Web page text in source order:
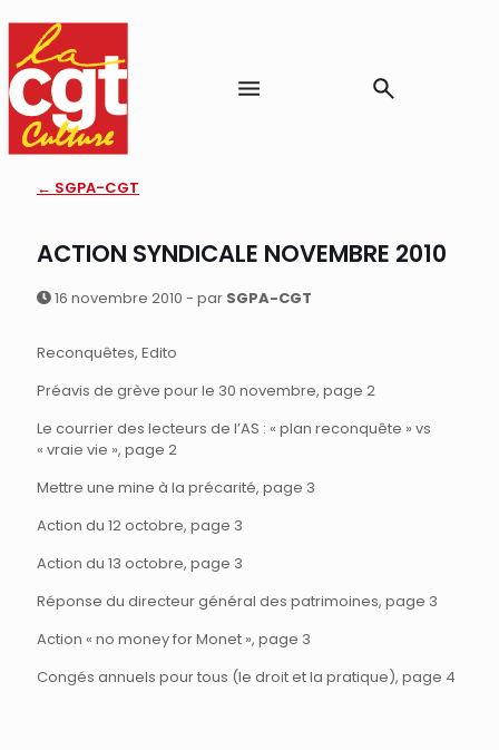
← SGPA-CGT
ACTION SYNDICALE NOVEMBRE 2010
16 novembre 2010 - par SGPA-CGT
Reconquêtes, Edito
Préavis de grève pour le 30 novembre, page 2
Le courrier des lecteurs de l’AS : « plan reconquête » vs
« vraie vie », page 2
Mettre une mine à la précarité, page 3
Action du 12 octobre, page 3
Action du 13 octobre, page 3
Réponse du directeur général des patrimoines, page 3
Action « no money for Monet », page 3
Congés annuels pour tous (le droit et la pratique), page 4